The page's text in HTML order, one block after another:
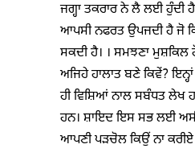
ਜਗ੍ਹਾ ਤਕਰਾਰ ਨੇ ਲੈ ਲਈ ਹੁੰਦੀ
ਆਪਸੀ ਨਫਰਤ ਉਪਜਦੀ ਹੈ ਜੋ
ਸਕਦੀ ਹੈ। । ਸਮਝਣਾ ਮੁਸ਼ਕਿਲ
ਅਜਿਹੇ ਹਾਲਾਤ ਬਣੇ ਕਿਵੇਂ?
ਹੀ ਵਿਸ਼ਿਆਂ ਨਾਲ ਸਬੰਧਤ ਲੇਖ
ਹਨ। ਸ਼ਾਇਦ ਇਸ ਸਭ ਲਈ
ਆਪਣੀ ਪੜਚੋਲ ਕਿਉਂ ਨਾ